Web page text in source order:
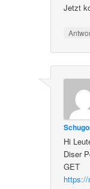
Jetzt
Hi
Diser
GET
https://